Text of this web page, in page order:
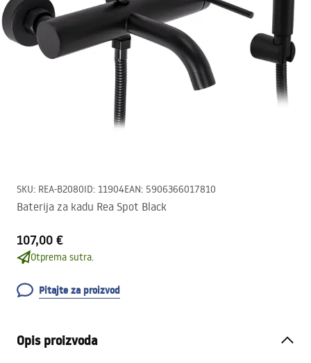
SKU: REA-B2080ID: 11904EAN: 5906366017810
Baterija za kadu Rea Spot Black
107,00 €
Otprema sutra.
Pitajte za proizvod
Opis proizvoda